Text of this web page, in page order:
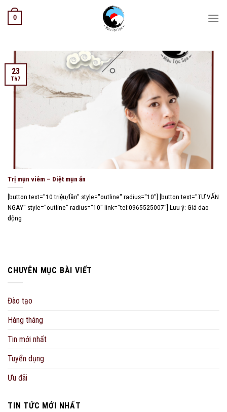
Skip
0
CHUYÊN MỤC BÀI VIẾT
Đào tạo
Hàng tháng
Tin mới nhất
Tuyển dụng
Ưu đãi
TIN TỨC MỚI NHẤT
Trị mụn viêm – Diệt mụn ẩn
[button text="10 triệu/lần" style="outline" radius="10"] [button text="TƯ VẤN
NGAY" style="outline" radius="10" link="tel:0965525007"] Lưu ý: Giá dao
động
23
Th7